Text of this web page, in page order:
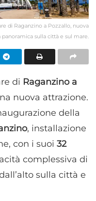
di Raganzino a Pozzallo, nuova
sulla città e sul mare.
di Raganzino a
nuova attrazione.
della
, installazione
con i suoi 32
complessiva di
sulla città e